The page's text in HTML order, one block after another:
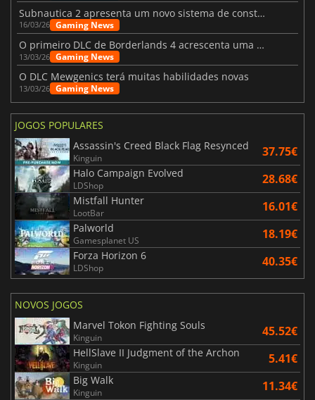
Subnautica 2 apresenta um novo sistema de construção de bases
16/03/26 Gaming News
O primeiro DLC de Borderlands 4 acrescenta uma nova personagem e muito mais
13/03/26 Gaming News
O DLC Mewgenics terá muitas habilidades novas
13/03/26 Gaming News
JOGOS POPULARES
Assassin's Creed Black Flag Resynced
Kinguin 37.75€
Halo Campaign Evolved
LDShop 28.68€
Mistfall Hunter
LootBar 16.01€
Palworld
Gamesplanet US 18.19€
Forza Horizon 6
LDShop 40.35€
NOVOS JOGOS
Marvel Tokon Fighting Souls
Kinguin 45.52€
HellSlave II Judgment of the Archon
Kinguin 5.41€
Big Walk
Kinguin 11.34€